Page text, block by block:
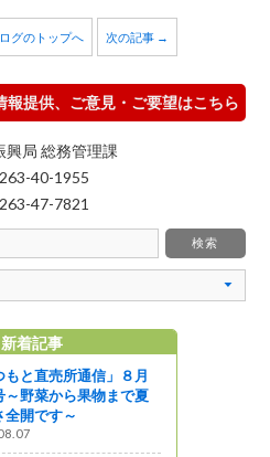
グのトップへ 次の記事 →
報提供、ご意見・ご要望はこちら
興局 総務管理課
40-1955
47-7821
信」８月
物まで夏